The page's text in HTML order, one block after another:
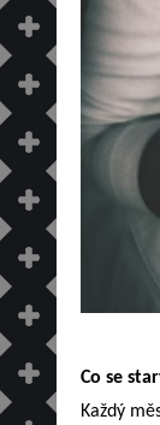
Co se
Každý